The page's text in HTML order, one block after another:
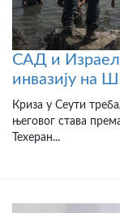
САД и Израел
инвазију на
Криза у Сеути
његовог става
Техеран...